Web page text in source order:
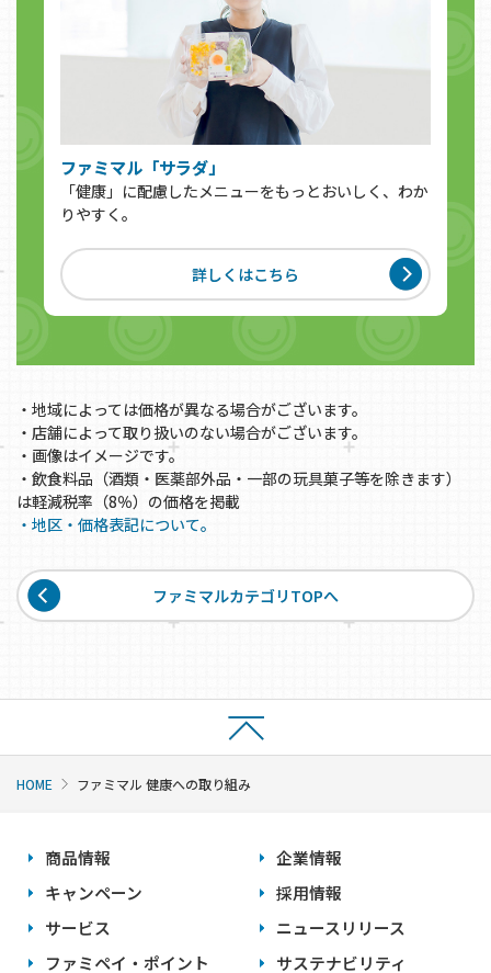
ファミマル「サラダ」
「健康」に配慮したメニューをもっとおいしく、わか
りやすく。
詳しくはこちら
・地域によっては価格が異なる場合がございます。
・店舗によって取り扱いのない場合がございます。
・画像はイメージです。
・飲食料品（酒類・医薬部外品・一部の玩具菓子等を除きます）
は軽減税率（8％）の価格を掲載
・地区・価格表記について。
ファミマルカテゴリTOPへ
HOME ファミマル 健康への取り組み
商品情報
キャンペーン
サービス
ファミペイ・ポイント
企業情報
採用情報
ニュースリリース
サステナビリティ